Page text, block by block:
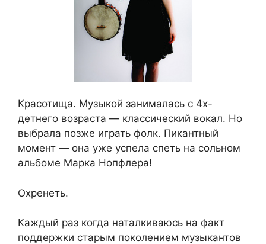
Красотища. Музыкой занималась с 4х-
детнего возраста — классический вокал. Но
выбрала позже играть фолк. Пикантный
момент — она уже успела спеть на сольном
альбоме Марка Нопфлера!
Охренеть.
Каждый раз когда наталкиваюсь на факт
поддержки старым поколением музыкантов